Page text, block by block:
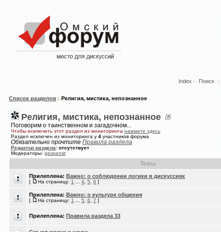
Index Поиск
Список разделов Религия, мистика, непознанное
Религия, мистика, непознанное
Поговорим о таинственном и загадочном...
Чтобы исключить этот раздел из мониторинга нажмите здесь
Раздел исключен из мониторинга у 4 участников форума
Обязательно прочтите Правила раздела
Редактор раздела: отсутствует
Модераторы: gespenst
Темы
Прилеплена: Важно: о соблюдении логики в дискуссиях
[ На страницу: 1 4 5 6 ]
Прилеплена: Важно: о культуре общения
[ На страницу: 1 5 6 7 ]
Прилеплена: Правила раздела 33